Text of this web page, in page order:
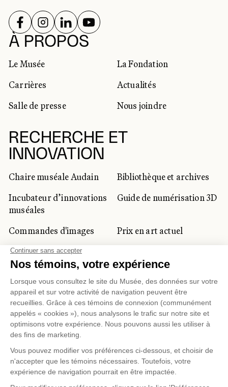
À PROPOS
Le Musée
La Fondation
Carrières
Actualités
Salle de presse
Nous joindre
RECHERCHE ET
INNOVATION
Chaire muséale Audain
Bibliothèque et archives
Incubateur d’innovations
muséales
Guide de numérisation 3D
Commandes d'images
Prix en art actuel
Prix Lynne-Cohen
CLIENTÈLE CORPORATIVE
ET PRIVÉE
Location d'espaces
Activités corporatives
professionnels du
tourisme
RÉSEAUX SOCIAUX
SUIVEZ-NOUS SUR
SUIVEZ-NOUS SUR
SUIVEZ-NOUS SUR
SUIVEZ-NOUS SUR